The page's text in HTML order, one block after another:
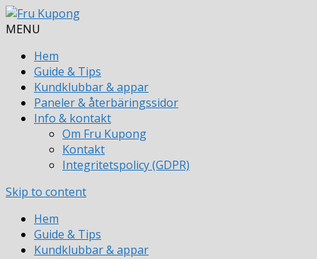
MENU
Hem
Guide & Tips
Kundklubbar & appar
Paneler & återbäringssidor
Info & kontakt
Om Fru Kupong
Kontakt
Integritetspolicy (GDPR)
Skip to content
Hem
Guide & Tips
Kundklubbar & appar